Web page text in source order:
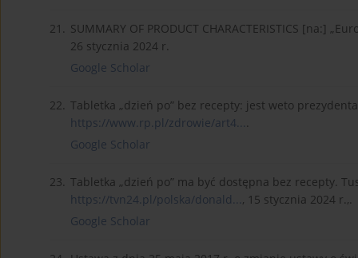
21. SUMMARY OF PRODUCT CHARACTERISTICS [na:]
26 stycznia 2024 r.
Google Scholar
22. Tabletka „dzień po” bez recepty: jest weto
https://www.rp.pl/zdrowie/art4....
Google Scholar
23. Tabletka „dzień po” ma być dostępna bez recepty.
https://tvn24.pl/polska/donald..., 15 stycznia 2024 r.,.
Google Scholar